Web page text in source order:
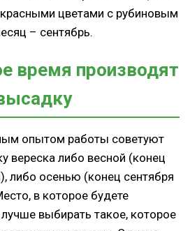
цветами с рубиновым
– сентябрь.
время производят
опытом работы советуют
вереска либо весной (конец
либо осенью (конец сентября
в которое будете
выбирать такое, которое